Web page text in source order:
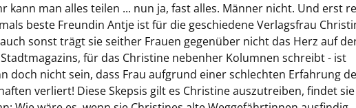
kann man alles teilen ... nun ja, fast alles. Männer nicht. Und erst
beste Freundin Antje ist für die geschiedene Verlagsfrau
sonst trägt sie seither Frauen gegenüber nicht das Herz auf
für das Christine nebenher Kolumnen schreibt - ist
doch nicht sein, dass Frau aufgrund einer schlechten Erfahrung
verliert! Diese Skepsis gilt es Christine auszutreiben, findet